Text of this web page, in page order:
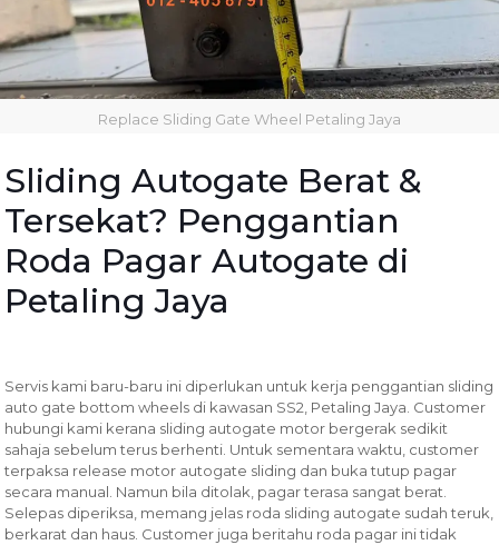
Replace Sliding Gate Wheel Petaling Jaya
Sliding Autogate Berat &
Tersekat? Penggantian
Roda Pagar Autogate di
Petaling Jaya
Servis kami baru-baru ini diperlukan untuk kerja penggantian sliding
auto gate bottom wheels di kawasan SS2, Petaling Jaya. Customer
hubungi kami kerana sliding autogate motor bergerak sedikit
sahaja sebelum terus berhenti. Untuk sementara waktu, customer
terpaksa release motor autogate sliding dan buka tutup pagar
secara manual. Namun bila ditolak, pagar terasa sangat berat.
Selepas diperiksa, memang jelas roda sliding autogate sudah teruk,
berkarat dan haus. Customer juga beritahu roda pagar ini tidak